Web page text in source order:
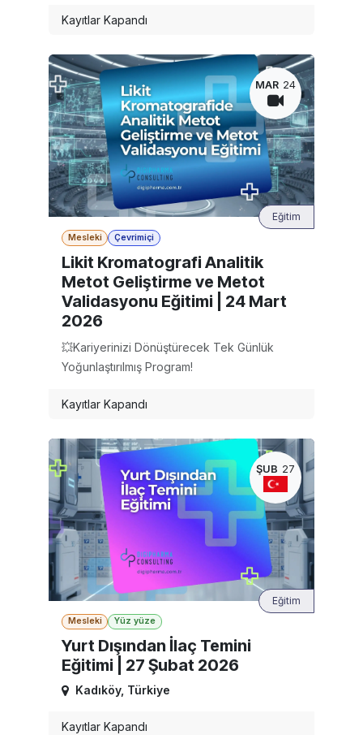
Kayıtlar Kapandı
MAR 24
Mesleki Çevrimiçi
Likit Kromatografi Analitik
Metot Geliştirme ve Metot
Validasyonu Eğitimi | 24 Mart
2026
💥Kariyerinizi Dönüştürecek Tek Günlük
Yoğunlaştırılmış Program!
Eğitim
Kayıtlar Kapandı
ŞUB 27
Mesleki Yüz yüze
Yurt Dışından İlaç Temini
Eğitimi | 27 Şubat 2026
Eğitim
Kadıköy, Türkiye
Kayıtlar Kapandı